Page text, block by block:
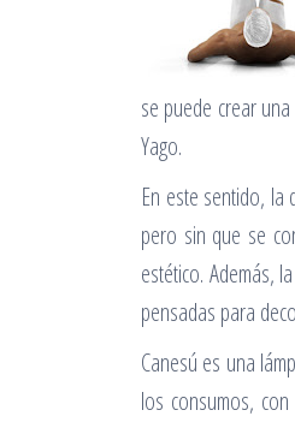
se puede crear
Yago.
En este sentido,
pero sin que se
estético. Además,
pensadas para
Canesú es una
los consumos,